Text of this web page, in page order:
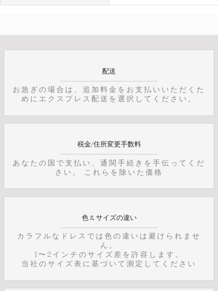
配送
お急ぎの場合は、追加料金をお支払いいただくた
めにエクスプレス配送を選択してください。
税金/住所変更手数料
あなたの国で支払い、通関手続きを手伝ってくだ
さい。 これらを除いた価格
色 & サイズの違い
カラフルなドレスでは色の違いは避けられませ
ん。
1〜2インチのサイズ差を許容します。
当社のサイズ表に基づいて測定してください